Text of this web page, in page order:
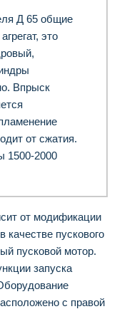
Д 65 общие
это
Впрыск
от сжатия.
1500-2000
от модификации
качестве пускового
пусковой мотор.
запуска
с правой